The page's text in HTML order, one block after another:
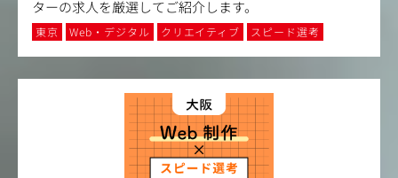
ターの求人を厳選してご紹介します。
東京 Web・デジタル クリエイティブ スピード選考